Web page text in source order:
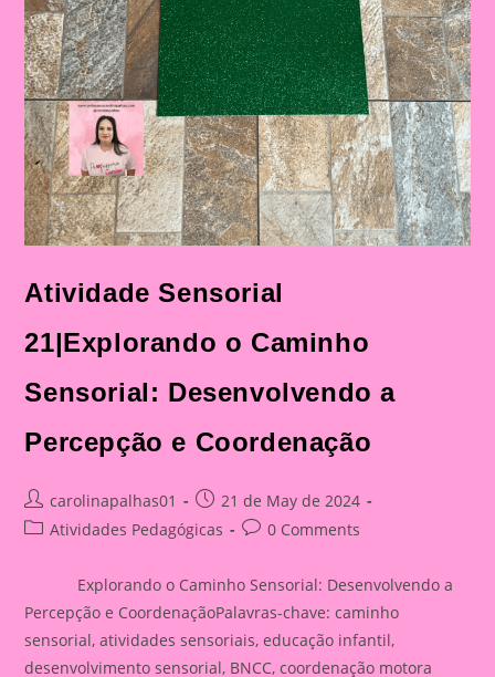
Atividade Sensorial
21|Explorando o Caminho
Sensorial: Desenvolvendo a
Percepção e Coordenação
Post
author:
carolinapalhas01
Post
published:
21 de May de 2024
PostAtividades Pedagógicas
Post0 Comments
Explorando o Caminho Sensorial: Desenvolvendo a
Percepção e CoordenaçãoPalavras-chave: caminho
sensorial, atividades sensoriais, educação infantil,
desenvolvimento sensorial, BNCC, coordenação motora